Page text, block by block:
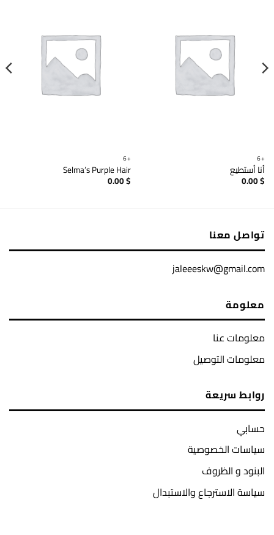
+6
أنا أستطيع
0.00$
+6
Selma’s Purple Hair
0.00$
تواصل معنا
jaleeeskw@gmail.com
معلومة
معلومات عنا
معلومات التوصيل
روابط سريعة
حسابي
سياسات الخصوصية
البنود و الظروف
سياسة الاسترجاع والاستبدال